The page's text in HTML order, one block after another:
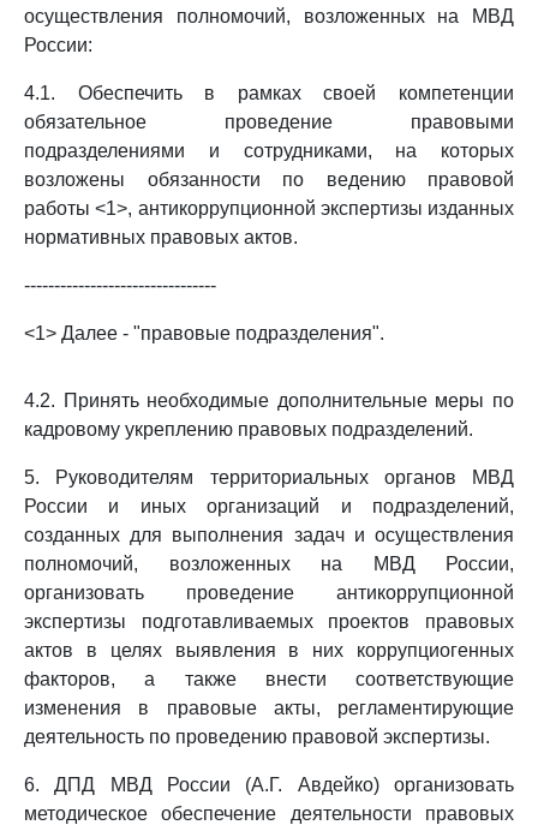
осуществления полномочий, возложенных на МВД
России:
4.1. Обеспечить в рамках своей компетенции
обязательное проведение правовыми
подразделениями и сотрудниками, на которых
возложены обязанности по ведению правовой
работы <1>, антикоррупционной экспертизы изданных
нормативных правовых актов.
--------------------------------
<1> Далее - "правовые подразделения".
4.2. Принять необходимые дополнительные меры по
кадровому укреплению правовых подразделений.
5. Руководителям территориальных органов МВД
России и иных организаций и подразделений,
созданных для выполнения задач и осуществления
полномочий, возложенных на МВД России,
организовать проведение антикоррупционной
экспертизы подготавливаемых проектов правовых
актов в целях выявления в них коррупциогенных
факторов, а также внести соответствующие
изменения в правовые акты, регламентирующие
деятельность по проведению правовой экспертизы.
6. ДПД МВД России (А.Г. Авдейко) организовать
методическое обеспечение деятельности правовых